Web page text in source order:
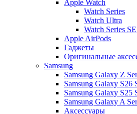
Apple Watch
Watch Series
Watch Ultra
Watch Series SE
Apple AirPods
Гаджеты
Оригинальные
Samsung
Samsung Galaxy Z
Samsung Galaxy S26
Samsung Galaxy S25
Samsung Galaxy A
Аксессуары